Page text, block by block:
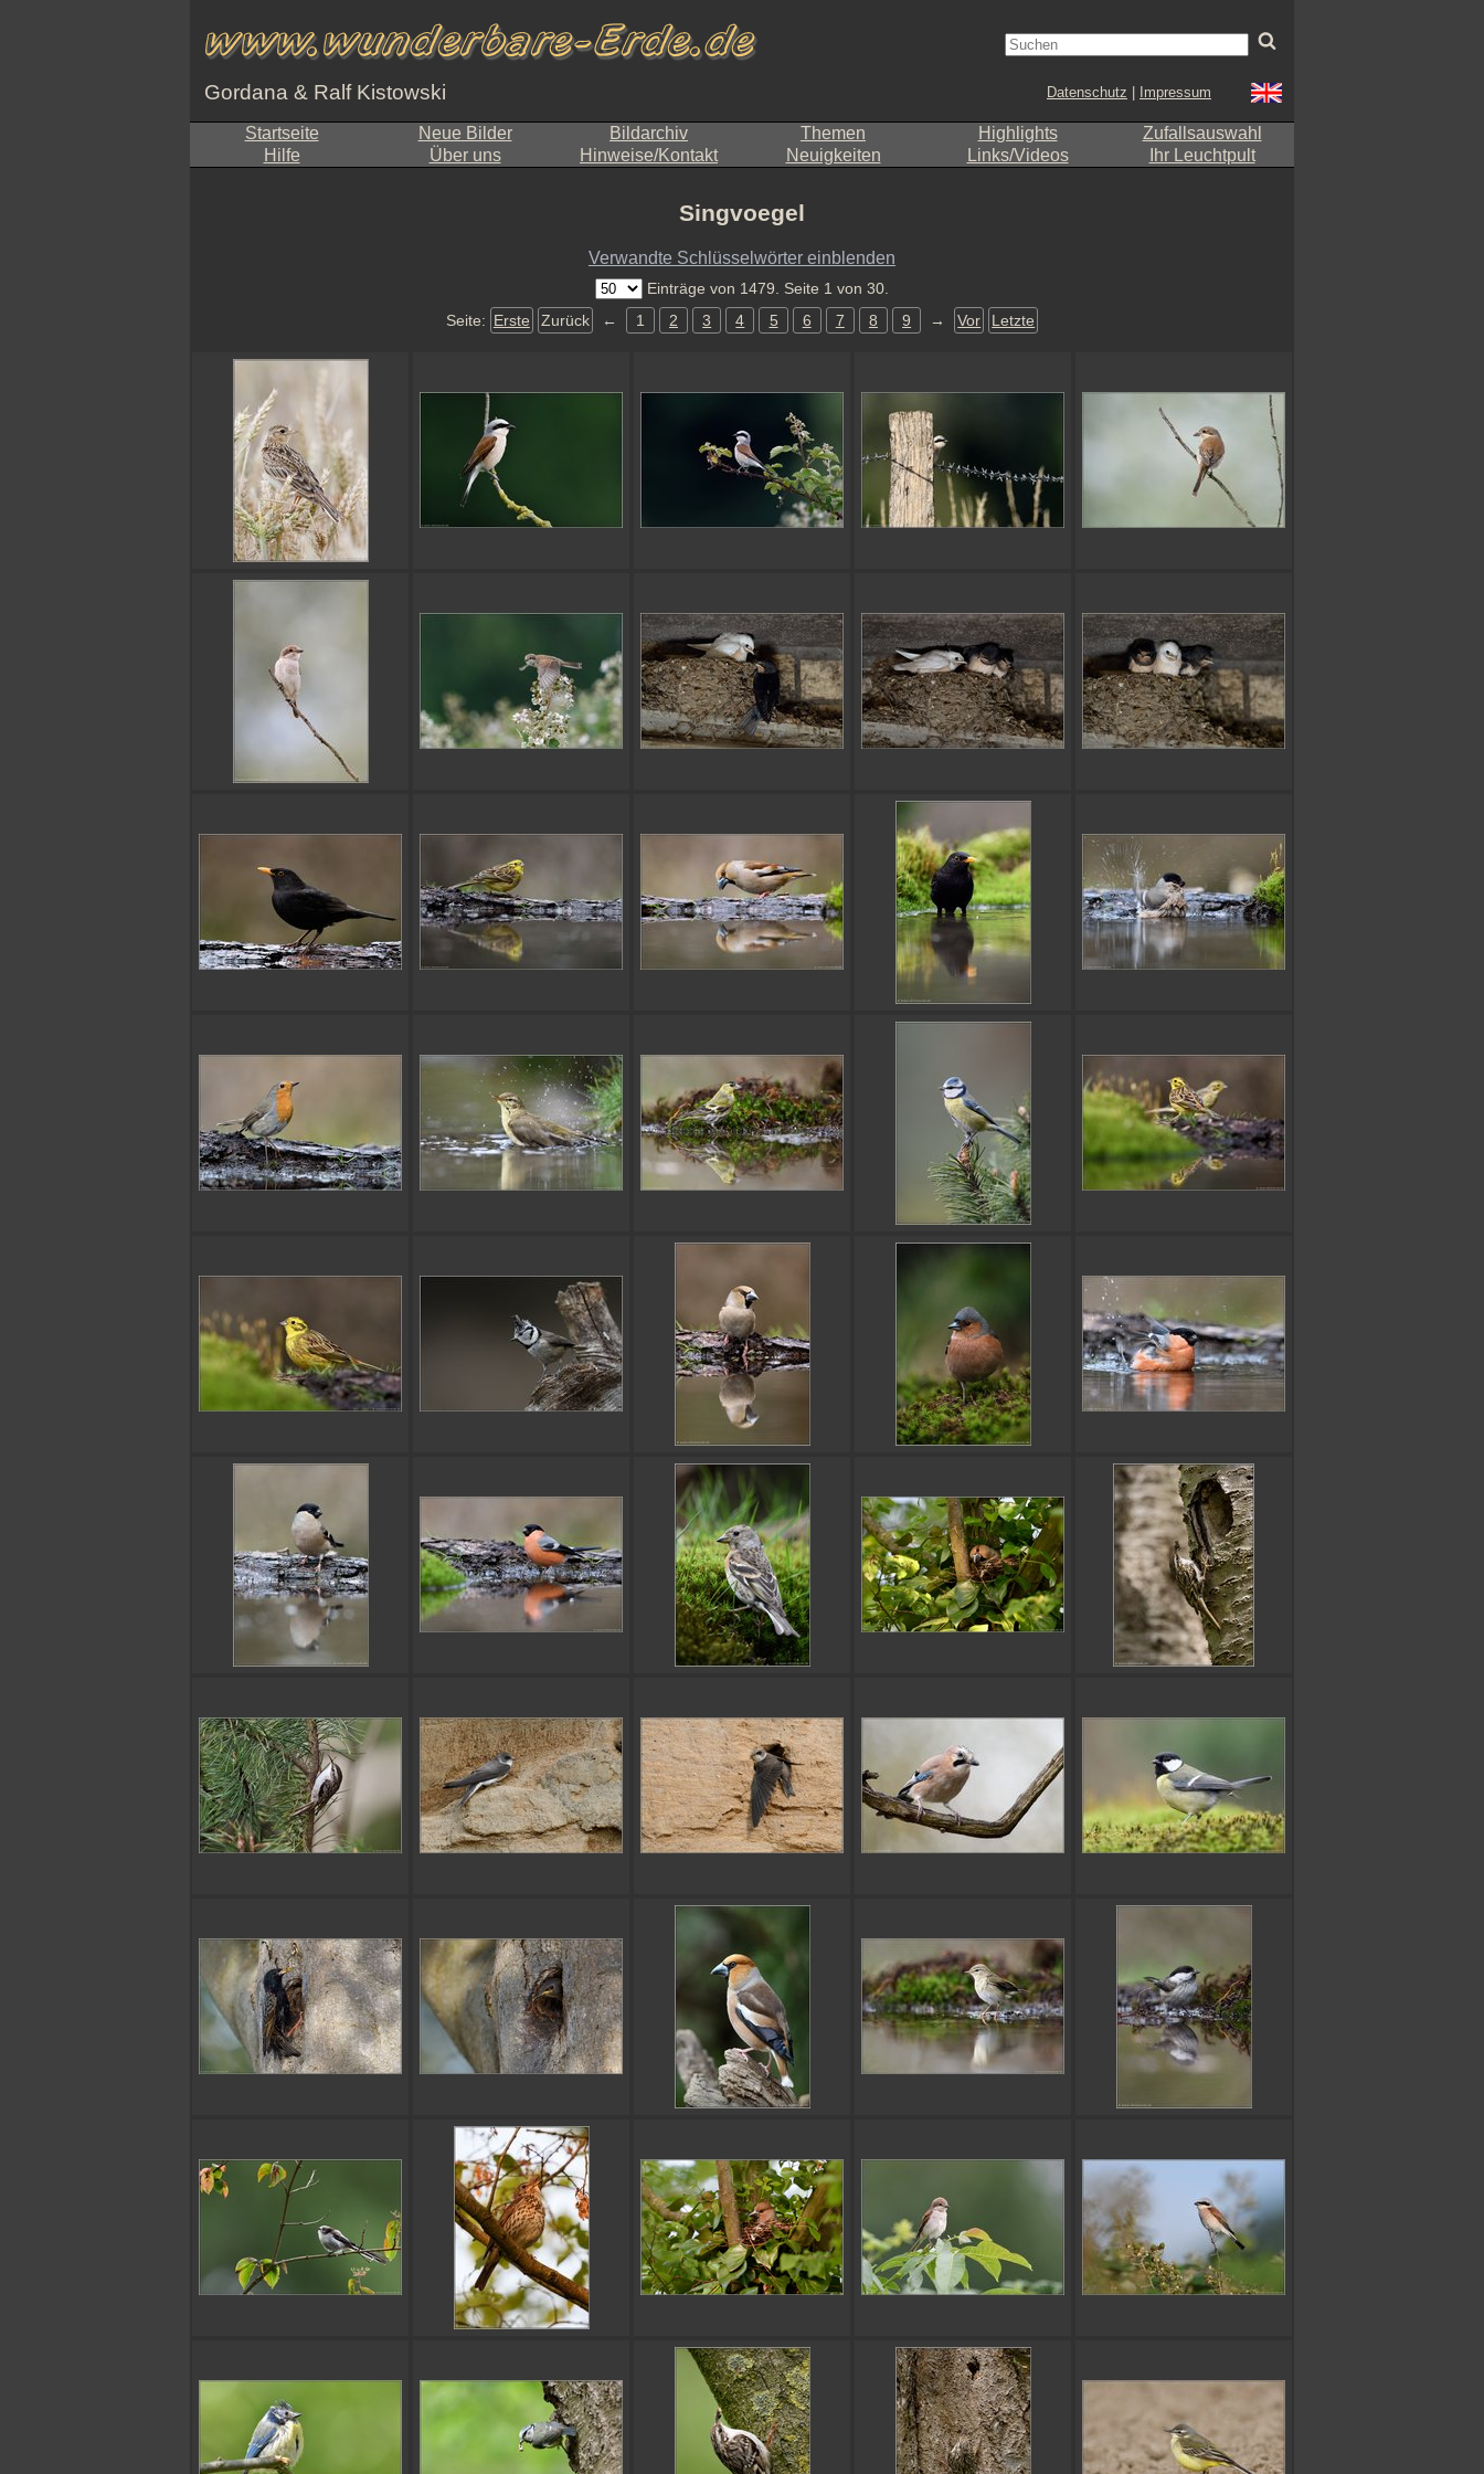
Gordana & Ralf Kistowski Datenschutz Impressum
Startseite Neue Bilder Bildarchiv Themen Highlights
Zufallsauswahl
Hilfe
Über uns Hinweise/Kontakt Neuigkeiten Links/Videos Ihr Leuchtpult
Singvoegel
Verwandte Schlüsselwörter einblenden
Einträge von 1479. Seite 1 von 30.
Seite: Erste Zurück ← 1 2 3 4 5 6 7 8 9 → Vor Letzte